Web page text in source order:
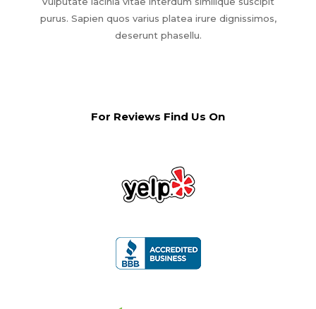
purus. Sapien quos varius platea irure dignissimos,
deserunt phasellu.
For Reviews Find Us On